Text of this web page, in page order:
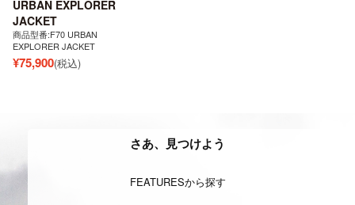
URBAN EXPLORER
JACKET
商品型番:F70 URBAN
EXPLORER JACKET
¥75,900(税込)
さあ、見つけよう
FEATURESから探す